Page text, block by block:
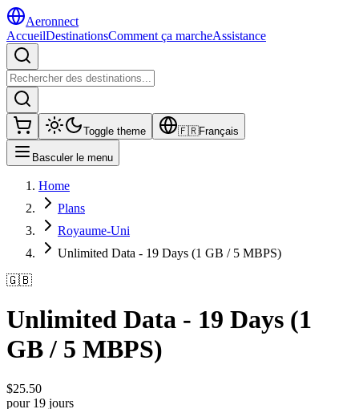
Aeronnect
AccueilDestinationsComment ça marcheAssistance
Toggle theme 🇫🇷Français
Basculer le menu
Home
Plans
Royaume-Uni
Unlimited Data - 19 Days (1 GB / 5 MBPS)
🇬🇧
Unlimited Data - 19 Days (1
GB / 5 MBPS)
$25.50
pour 19 jours